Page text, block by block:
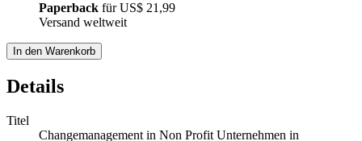
Paperback fürUS$ 21,99
Versand weltweit
In den Warenkorb
Details
Titel
Changemanagement in Non Profit Unternehmen in